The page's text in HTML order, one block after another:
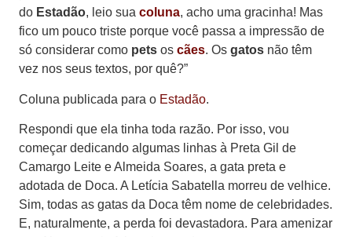
do Estadão, leio sua coluna, acho uma gracinha! Mas
fico um pouco triste porque você passa a impressão de
só considerar como pets os cães. Os gatos não têm
vez nos seus textos, por quê?”
Coluna publicada para o Estadão.
Respondi que ela tinha toda razão. Por isso, vou
começar dedicando algumas linhas à Preta Gil de
Camargo Leite e Almeida Soares, a gata preta e
adotada de Doca. A Letícia Sabatella morreu de velhice.
Sim, todas as gatas da Doca têm nome de celebridades.
E, naturalmente, a perda foi devastadora. Para amenizar